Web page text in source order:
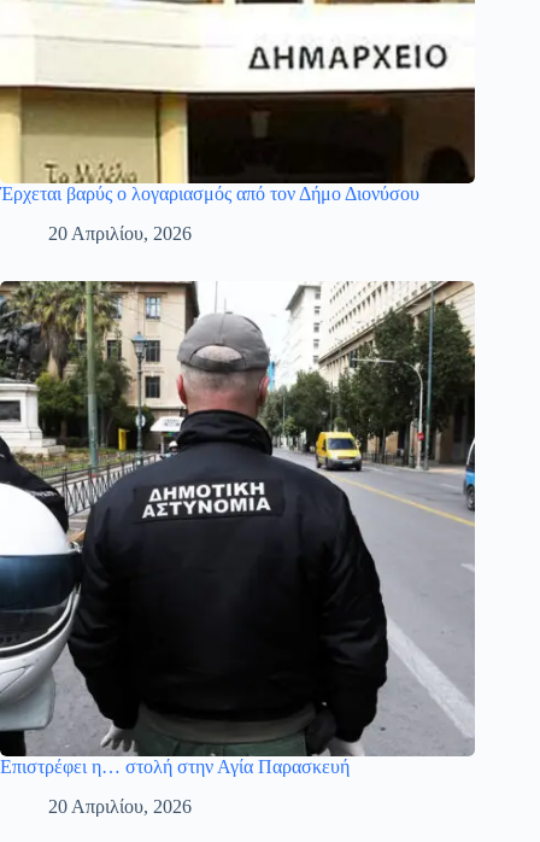
Έρχεται βαρύς ο λογαριασμός από τον Δήμο Διονύσου
20 Απριλίου, 2026
Επιστρέφει η… στολή στην Αγία Παρασκευή
20 Απριλίου, 2026